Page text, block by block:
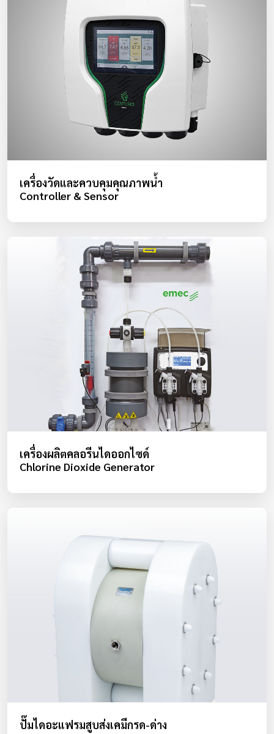
เครื่องวัดและควบคุมคุณภาพน้ำ
Controller & Sensor
เครื่องผลิตคลอรีนไดออกไซด์
Chlorine Dioxide Generator
ปั๊มไดอะแฟรมสูบส่งเคมีกรด-ด่าง